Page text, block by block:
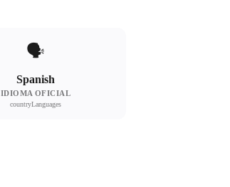
🗣
Spanish
IDIOMA OFICIAL
countryLanguages